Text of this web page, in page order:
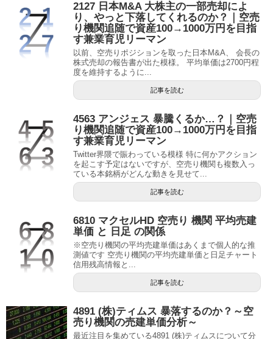
2127 日本M&A 大株主の一部売却によ
り、やっと下落してくれるのか？｜空売
り機関追随で資産100→1000万円を目指
す兼業育児リーマン
以前、空売りポジションを取った日本M&A、 会長の
株式売却の報告書が出た模様。 平均単価は2700円程
度を維持するように...
記事を読む
4563 アンジェス 暴騰くるか…？｜空売
り機関追随で資産100→1000万円を目指
す兼業育児リーマン
Twitter界隈で賑わっている模様 特に何かアクション
を起こす予定はないですが、空売り機関も複数入っ
ている本銘柄がどんな動きを見せて...
記事を読む
6810 マクセルHD 空売り 機関 平均売建
単価 と 日足 の関係
※空売り機関の平均売建単価はあくまで個人的な推
測値です 空売り機関の平均売建単価と日足チャート
信用残高情報と...
記事を読む
4891 (株)ティムス 暴落するのか？～空
売り機関の売建単価分析～
最近注目を集めている4891 (株)ティムスについて分